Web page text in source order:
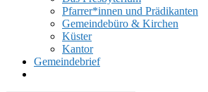
Pfarrer*innen und Prädikanten
Gemeindebüro & Kirchen
Küster
Kantor
Gemeindebrief